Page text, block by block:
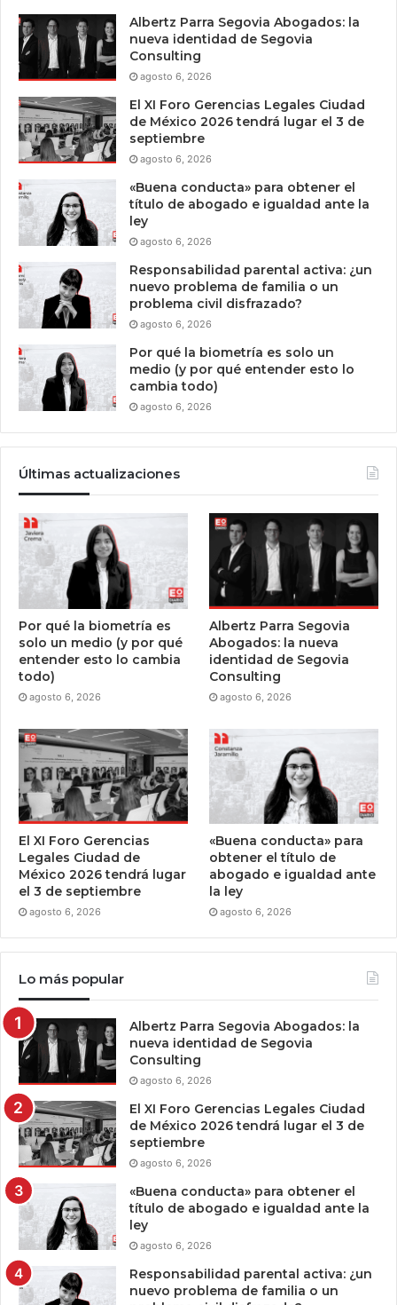
Albertz Parra Segovia Abogados: la
nueva identidad de Segovia
Consulting
agosto 6, 2026
El XI Foro Gerencias Legales Ciudad
de México 2026 tendrá lugar el 3 de
septiembre
agosto 6, 2026
«Buena conducta» para obtener el
título de abogado e igualdad ante la
ley
agosto 6, 2026
Responsabilidad parental activa: ¿un
nuevo problema de familia o un
problema civil disfrazado?
agosto 6, 2026
Por qué la biometría es solo un
medio (y por qué entender esto lo
cambia todo)
agosto 6, 2026
Últimas actualizaciones
Por qué la biometría es
solo un medio (y por qué
entender esto lo cambia
todo)
agosto 6, 2026
Albertz Parra Segovia
Abogados: la nueva
identidad de Segovia
Consulting
agosto 6, 2026
El XI Foro Gerencias
Legales Ciudad de
México 2026 tendrá lugar
el 3 de septiembre
agosto 6, 2026
«Buena conducta» para
obtener el título de
abogado e igualdad ante
la ley
agosto 6, 2026
Lo más popular
Albertz Parra Segovia Abogados: la
nueva identidad de Segovia
Consulting
agosto 6, 2026
El XI Foro Gerencias Legales Ciudad
de México 2026 tendrá lugar el 3 de
septiembre
agosto 6, 2026
«Buena conducta» para obtener el
título de abogado e igualdad ante la
ley
agosto 6, 2026
Responsabilidad parental activa: ¿un
nuevo problema de familia o un